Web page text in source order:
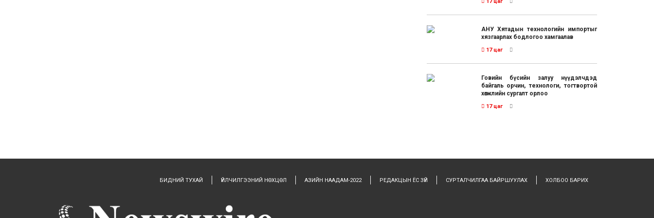
17 цаг
АНУ Хятадын технологийн импортыг
хязгаарлах бодлогоо хамгаалав
17 цаг
Говийн бүсийн залуу нүүдэлчдэд
байгаль орчин, технологи, тогтвортой
хөгжлийн сургалт орлоо
17 цаг
БИДНИЙ ТУХАЙ ҮЙЛЧИЛГЭЭНИЙ НӨХЦӨЛ АЗИЙН НААДАМ-2022 РЕДАКЦЫН ЁС ЗҮЙ СУРТАЛЧИЛГАА БАЙРШУУЛАХ ХОЛБОО БАРИХ